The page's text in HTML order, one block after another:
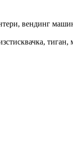
вендинг